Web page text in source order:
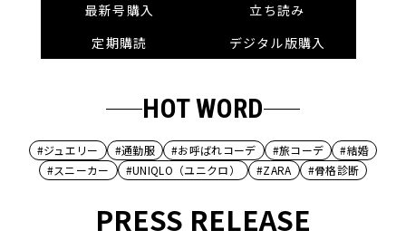
最新号購入
立ち読み
定期購読
デジタル版購入
HOT WORD
#ジュエリー #通勤服 #お呼ばれコーデ #旅コーデ
#結婚
#スニーカー
#UNIQLO（ユニクロ） #ZARA #骨格診断
PRESS RELEASE